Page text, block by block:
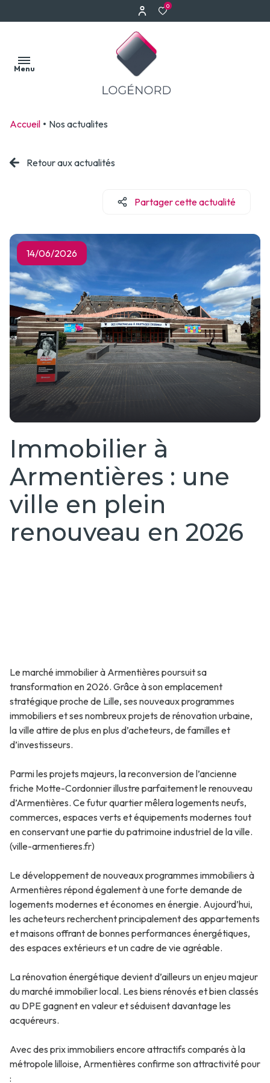
0
Menu
Nos
vendus
Estimation
Estimation à
Erquinghem-
Lys
Estimation
à
Houplines
Estimation à
La Chapelle
d'Armentières
à Nieppe
Estimation à
Armentières
Actualités
Contact
Recrutement
Accueil Nos actualites
Retour aux actualités
Partager cette actualité
14/06/2026
Immobilier à
Armentières : une
ville en plein
renouveau en 2026
Le marché immobilier à Armentières poursuit sa
transformation en 2026. Grâce à son emplacement
stratégique proche de Lille, ses nouveaux programmes
immobiliers et ses nombreux projets de rénovation urbaine,
la ville attire de plus en plus d’acheteurs, de familles et
d’investisseurs.
Parmi les projets majeurs, la reconversion de l’ancienne
friche Motte-Cordonnier illustre parfaitement le renouveau
d’Armentières. Ce futur quartier mêlera logements neufs,
commerces, espaces verts et équipements modernes tout
en conservant une partie du patrimoine industriel de la ville.
(ville-armentieres.fr)
Le développement de nouveaux programmes immobiliers à
Armentières répond également à une forte demande de
logements modernes et économes en énergie. Aujourd’hui,
les acheteurs recherchent principalement des appartements
et maisons offrant de bonnes performances énergétiques,
des espaces extérieurs et un cadre de vie agréable.
La rénovation énergétique devient d’ailleurs un enjeu majeur
du marché immobilier local. Les biens rénovés et bien classés
au DPE gagnent en valeur et séduisent davantage les
acquéreurs.
Avec des prix immobiliers encore attractifs comparés à la
métropole lilloise, Armentières confirme son attractivité pour
: